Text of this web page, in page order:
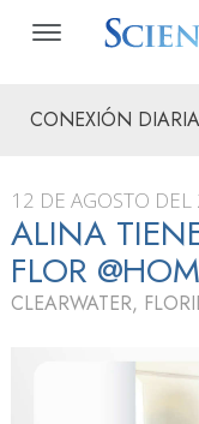
CONEXIÓN DIARIA
12 DE AGOSTO
ALINA
FLOR
CLEARWATER,